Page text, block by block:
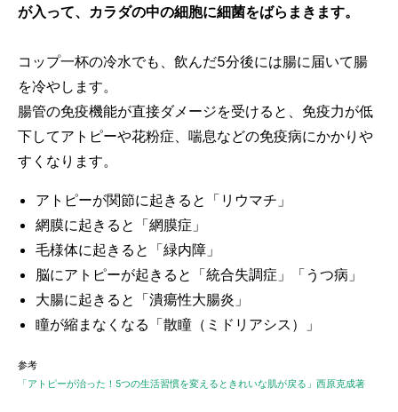
が入って、カラダの中の細胞に細菌をばらまきます。
コップ一杯の冷水でも、飲んだ5分後には腸に届いて腸
を冷やします。
腸管の免疫機能が直接ダメージを受けると、免疫力が低
下してアトピーや花粉症、喘息などの免疫病にかかりや
すくなります。
アトピーが関節に起きると「リウマチ」
網膜に起きると「網膜症」
毛様体に起きると「緑内障」
脳にアトピーが起きると「統合失調症」「うつ病」
大腸に起きると「潰瘍性大腸炎」
瞳が縮まなくなる「散瞳（ミドリアシス）」
参考
「アトピーが治った！5つの生活習慣を変えるときれいな肌が戻る」西原克成著